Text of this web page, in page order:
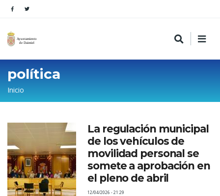
política
Sobrescribir
enlaces
de
ayuda
a
la
navegación
Inicio
La regulación municipal
de los vehículos de
movilidad personal se
somete a aprobación en
el pleno de abril
12/04/2026 - 21:29